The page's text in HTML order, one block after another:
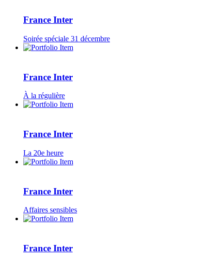
France Inter
Soirée spéciale 31 décembre
France Inter
À la régulière
France Inter
La 20e heure
France Inter
Affaires sensibles
France Inter